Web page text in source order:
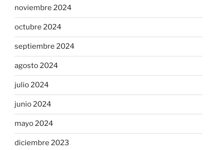
noviembre 2024
octubre 2024
septiembre 2024
agosto 2024
julio 2024
junio 2024
mayo 2024
diciembre 2023